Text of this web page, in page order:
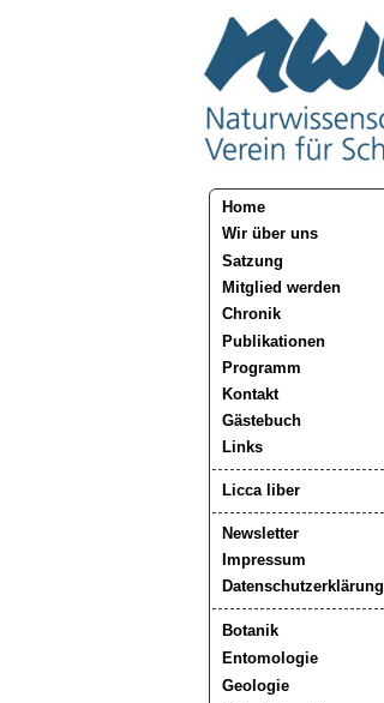
Home
Wir über uns
Satzung
Mitglied werden
Chronik
Publikationen
Programm
Kontakt
Gästebuch
Links
Licca liber
Newsletter
Impressum
Datenschutzerklärung
Botanik
Entomologie
Geologie